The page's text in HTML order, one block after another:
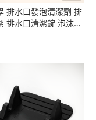
排水口發泡清潔劑 排
排水口清潔錠 泡沫清